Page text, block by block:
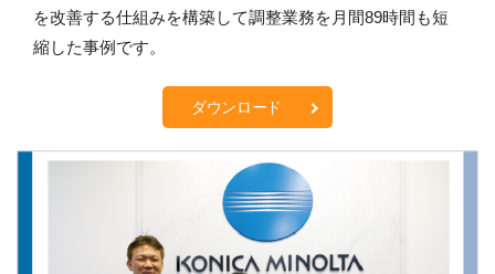
を改善する仕組みを構築して調整業務を月間89時間も短
縮した事例です。
ダウンロード